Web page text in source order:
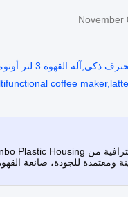
November
coffee
ومعتمدة للجودة، صانعة